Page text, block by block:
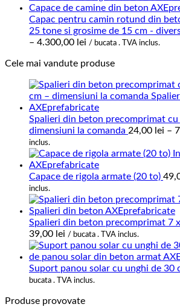
980,00 lei
până
la
5.700,00 lei
Capac pentru camin rotund din
25 tone si grosime de 15 cm -
– 4.300,00 lei Interval
prețuri:
până
la
4.300,00 lei
/ bucata . TVA inclus.
Cele mai vandute produse
Spalieri din beton precomprimat cu
dimensiuni la comanda 24,00 lei –
inclus.
Capace de rigola armate (20 to)
inclus.
Spalieri din beton precomprimat 7
39,00 lei / bucata . TVA inclus.
Suport panou solar cu unghi de 30
bucata . TVA inclus.
Produse provovate